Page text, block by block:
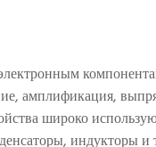
амплификация,
широко
индукторы и